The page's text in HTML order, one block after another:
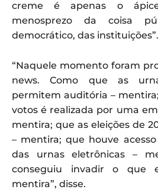
creme é apenas o
menosprezo da coisa
democrático, das instituições”.
“Naquele momento foram
news. Como que as
permitem auditória –
votos é realizada por uma
mentira; que as eleições de
– mentira; que houve
das urnas eletrônicas –
conseguiu invadir o que
mentira”, disse.